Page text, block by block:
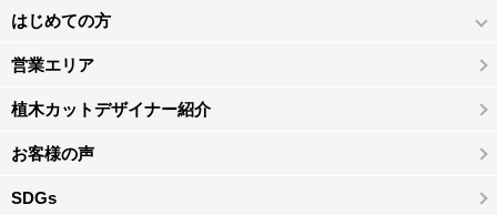
はじめての方
営業エリア
植木カットデザイナー紹介
お客様の声
SDGs